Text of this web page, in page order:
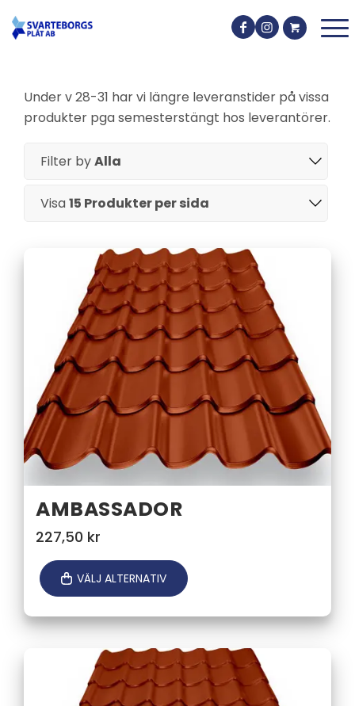
Under v 28-31 har vi längre leveranstider på vissa
produkter pga semesterstängt hos leverantörer.
Filter byAlla
Visa15 Produkter per sida
AMBASSADOR
227,50 kr
VÄLJ ALTERNATIV